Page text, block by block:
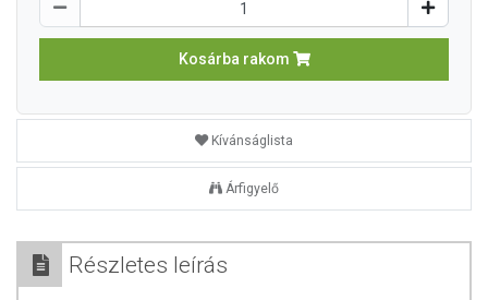
Kosárba rakom
Kívánságlista
Árfigyelő
Részletes leírás